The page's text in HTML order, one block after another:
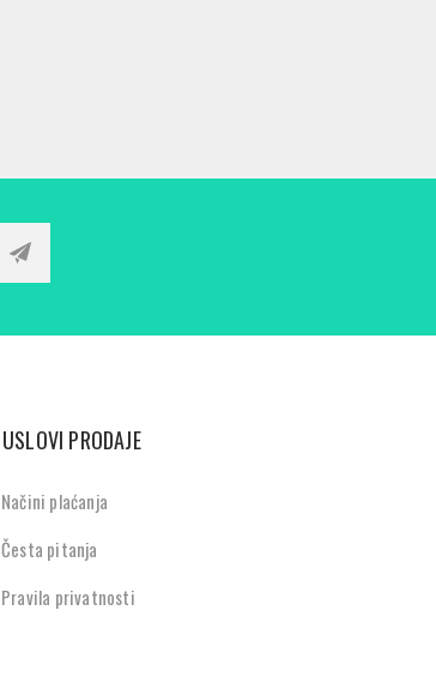
USLOVI PRODAJE
Načini plaćanja
Česta pitanja
Pravila privatnosti